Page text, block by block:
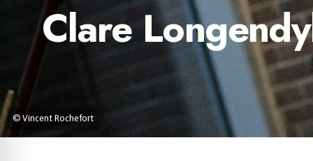
© Vincent Rochefort
Clare